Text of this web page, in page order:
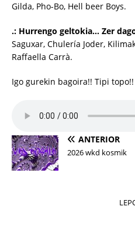
Gilda, Pho-Bo, Hell beer Boys.
.: Hurrengo geltokia… Zer
Saguxar, Chulería Joder,
Raffaella Carrà.
Igo gurekin bagoira!! Tipi topo!!
ANTERIOR
2026 wkd kosmik